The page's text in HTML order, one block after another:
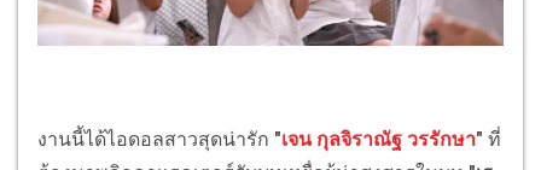
งานนี้ได้ไอดอลสาวสุดน่ารัก "เจน กุลจิราณัฐ วรรักษา" ที่